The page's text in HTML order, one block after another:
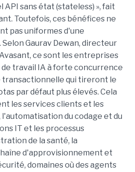
API sans état (stateless) », fait
Toutefois, ces bénéfices ne
pas uniformes d'une
Gaurav Dewan, directeur
ce sont les entreprises
travail IA à forte concurrence
qui tireront le
par défaut plus élevés. Cela
les services clients et les
du codage et du
IT et les processus
de la santé, la
d'approvisionnement et
domaines où des agents